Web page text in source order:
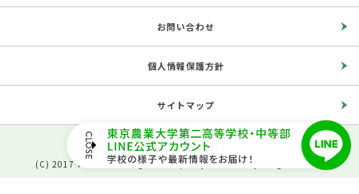
お問い合わせ
個人情報保護方針
サイトマップ
(C) 2017 The Second High School, Tokyo University of Agriculture.